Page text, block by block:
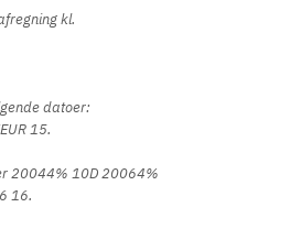
kl.
datoer:
15.
20044% 10D 20064%
16.